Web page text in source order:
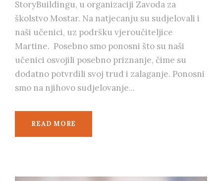
StoryBuildingu, u organizaciji Zavoda za
školstvo Mostar. Na natjecanju su sudjelovali i
naši učenici, uz podršku vjeroučiteljice
Martine. Posebno smo ponosni što su naši
učenici osvojili posebno priznanje, čime su
dodatno potvrdili svoj trud i zalaganje. Ponosni
smo na njihovo sudjelovanje...
READ MORE